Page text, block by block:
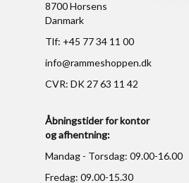
8700 Horsens
Danmark
Tlf: +45 77 34 11 00
info@rammeshoppen.dk
CVR: DK 27 63 11 42
Åbningstider for kontor
og afhentning:
Mandag - Torsdag: 09.00-16.00
Fredag: 09.00-15.30